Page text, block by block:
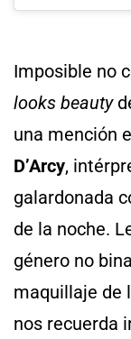
Imposible no
looks beauty
una mención
D’Arcy,
galardonada
de la noche.
género no
maquillaje de
nos recuerda